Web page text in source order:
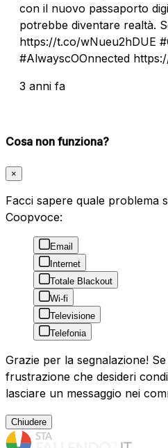
con il nuovo passaporto
potrebbe diventare realtà.
https://t.co/wNueu2hDUE
#AlwayscOOnnected
3 anni fa
Cosa non funziona?
×
Facci sapere quale problema
Coopvoce:
Email
Internet
Totale Blackout
Wi-fi
Televisione
Telefonia
Grazie per la segnalazione!
frustrazione che desideri
lasciare un messaggio nei
Chiudere